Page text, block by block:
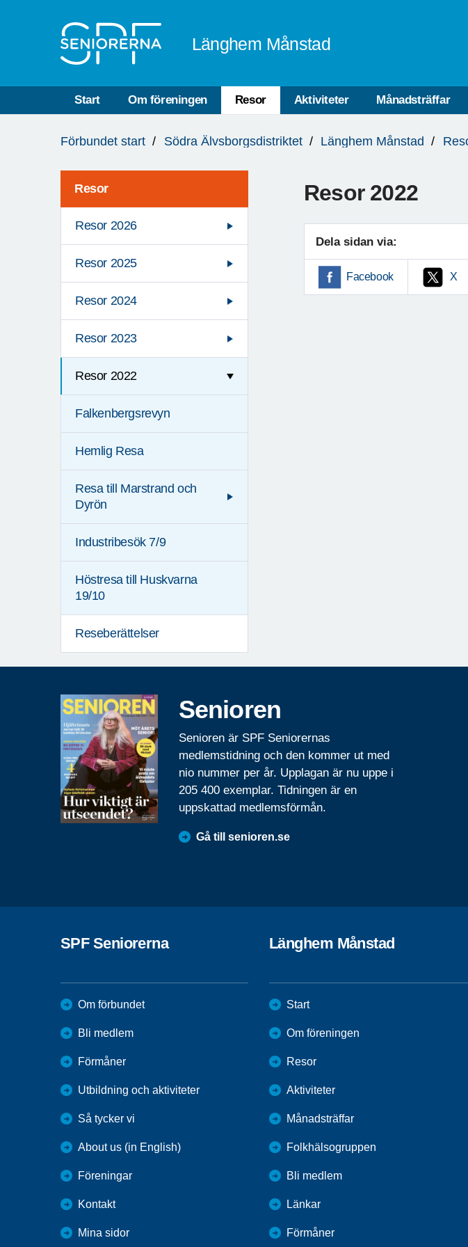
Länghem Månstad
Start Om föreningen Resor Aktiviteter Månadsträffar
är
Förbundet start Södra Älvsborgsdistriktet Länghem Månstad
Resor
Resor 2026
Resor 2025
Resor 2024
Resor 2023
Resor 2022
Falkenbergsrevyn
Hemlig Resa
Resa till Marstrand och
Dyrön
Industribesök 7/9
Höstresa till Huskvarna
19/10
Reseberättelser
Resor 2022
Dela sidan via:
Facebook X
Senioren
Senioren är SPF Seniorernas
medlemstidning och den kommer ut med
nio nummer per år. Upplagan är nu uppe i
205 400 exemplar. Tidningen är en
uppskattad medlemsförmån.
Gå till senioren.se
SPF Seniorerna
Om förbundet
Bli medlem
Förmåner
Utbildning och aktiviteter
Så tycker vi
About us (in English)
Föreningar
Kontakt
Mina sidor
Länghem Månstad
Start
Om föreningen
Resor
Aktiviteter
Månadsträffar
Folkhälsogruppen
Bli medlem
Länkar
Förmåner